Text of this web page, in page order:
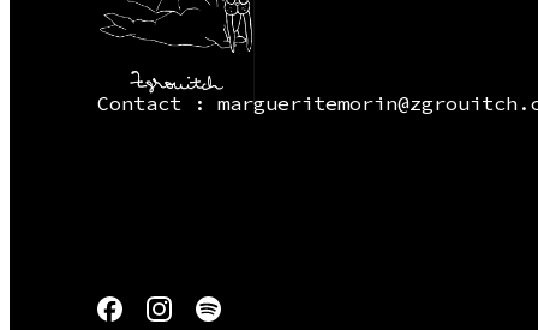
Contact :